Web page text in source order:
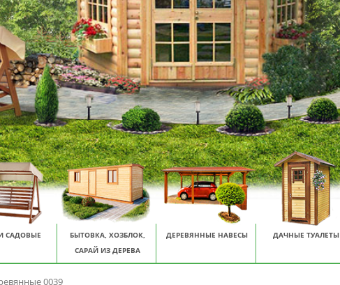
САДОВЫЕ
БЫТОВКА, ХОЗБЛОК,
САРАЙ ИЗ ДЕРЕВА
ДЕРЕВЯННЫЕ НАВЕСЫ ДАЧНЫЕ ТУАЛЕТЫ
0039